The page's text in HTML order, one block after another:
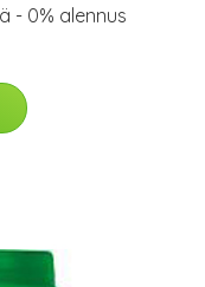
- 0% alennus